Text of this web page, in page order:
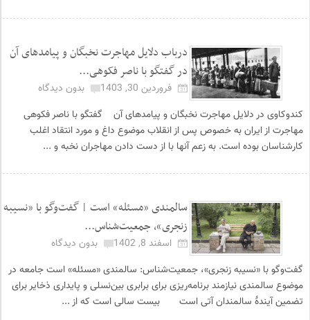
درباب دلایل مهاجرت نخبگان و پیامدهای آن
در گفتگو با ناصر فکوهی...
فروردین 30, 1403
بدون دیدگاه
کندوکاوی در دلایل مهاجرت نخبگان و پیامدهای آن گفتگو با ناصر فکوهی
مهاجرت از ایران به خصوص پس از انقلاب موضوع داغ و مورد انتقاد اغلب
کارشناسان بوده است. به زعم آنها با از دست دادن مهاجران نخبه و ...
سالمندی «مسئله» است | گفت‌وگو با «نسیبه
زنجری»، جمعیت‌شناس...
اسفند 8, 1402
بدون دیدگاه
گفت‌وگو با «نسیبه زنجری»، جمعیت‌شناس: سالمندی «مسئله» است جامعه در
موضوع سالمندی نیازمند برنامه‌ریزی برای برابری بین‌نسلی و پایداری ذخایر برای
تضمین آیندهٔ سالمندان آتی است بیست سالی است که از ...